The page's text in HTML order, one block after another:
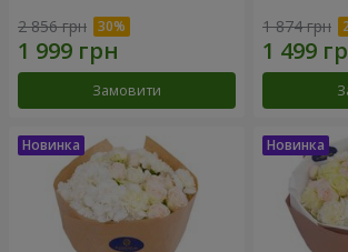
2 856 грн
Замовити
1 874 грн